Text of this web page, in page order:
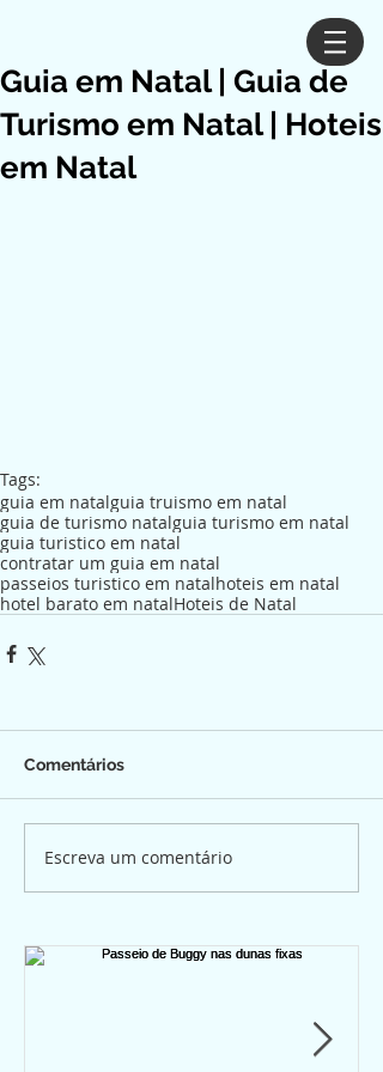
Guia em Natal | Guia de
Turismo em Natal | Hoteis
em Natal
Tags:
guia em natalguia truismo em natal
guia de turismo natalguia turismo em natal
guia turistico em natal
contratar um guia em natal
passeios turistico em natalhoteis em natal
hotel barato em natalHoteis de Natal
Comentários
Escreva um comentário